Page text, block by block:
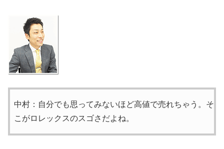
中村：自分でも思ってみないほど高値で売れちゃう。そ
こがロレックスのスゴさだよね。